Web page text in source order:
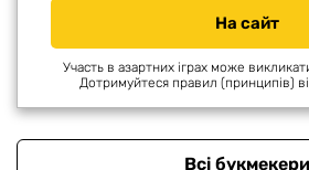
На сайт
Участь в азартних іграх може
Дотримуйтеся правил (принципів)
Всі букмекери